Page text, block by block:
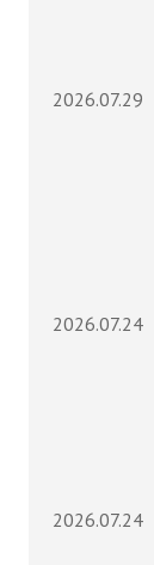
2026.07.29
2026.07.24
2026.07.24